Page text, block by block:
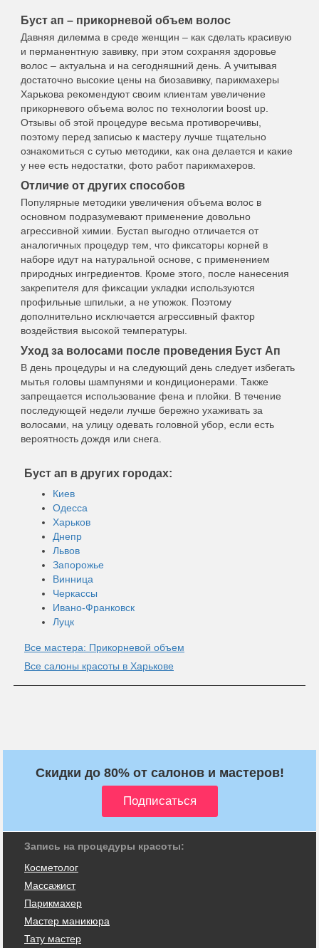
Буст ап – прикорневой объем волос
Давняя дилемма в среде женщин – как сделать красивую
и перманентную завивку, при этом сохраняя здоровье
волос – актуальна и на сегодняшний день. А учитывая
достаточно высокие цены на биозавивку, парикмахеры
Харькова рекомендуют своим клиентам увеличение
прикорневого объема волос по технологии boost up.
Отзывы об этой процедуре весьма противоречивы,
поэтому перед записью к мастеру лучше тщательно
ознакомиться с сутью методики, как она делается и какие
у нее есть недостатки, фото работ парикмахеров.
Отличие от других способов
Популярные методики увеличения объема волос в
основном подразумевают применение довольно
агрессивной химии. Бустап выгодно отличается от
аналогичных процедур тем, что фиксаторы корней в
наборе идут на натуральной основе, с применением
природных ингредиентов. Кроме этого, после нанесения
закрепителя для фиксации укладки используются
профильные шпильки, а не утюжок. Поэтому
дополнительно исключается агрессивный фактор
воздействия высокой температуры.
Уход за волосами после проведения Буст Ап
В день процедуры и на следующий день следует избегать
мытья головы шампунями и кондиционерами. Также
запрещается использование фена и плойки. В течение
последующей недели лучше бережно ухаживать за
волосами, на улицу одевать головной убор, если есть
вероятность дождя или снега.
Буст ап в других городах:
Киев
Одесса
Харьков
Днепр
Львов
Запорожье
Винница
Черкассы
Ивано-Франковск
Луцк
Все мастера: Прикорневой объем
Все салоны красоты в Харькове
Скидки до 80% от салонов и мастеров!
Запись на процедуры красоты:
Косметолог
Массажист
Парикмахер
Мастер маникюра
Тату мастер